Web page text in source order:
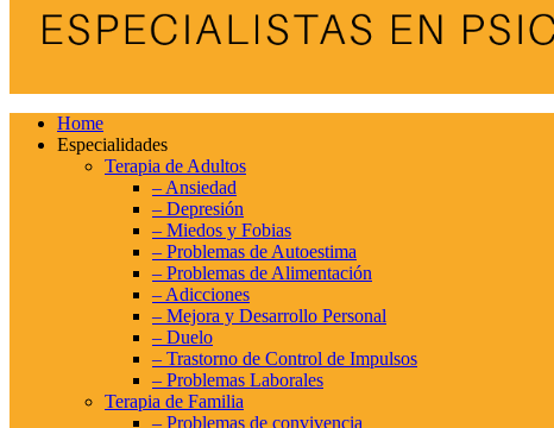
Home
Especialidades
Terapia de Adultos
– Ansiedad
– Depresión
– Miedos y Fobias
– Problemas de Autoestima
– Problemas de Alimentación
– Adicciones
– Mejora y Desarrollo Personal
– Duelo
– Trastorno de Control de Impulsos
– Problemas Laborales
Terapia de Familia
– Problemas de convivencia